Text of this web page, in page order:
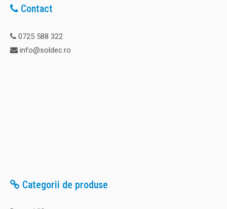
Contact
0725 588 322
info@soldec.ro
Categorii de produse